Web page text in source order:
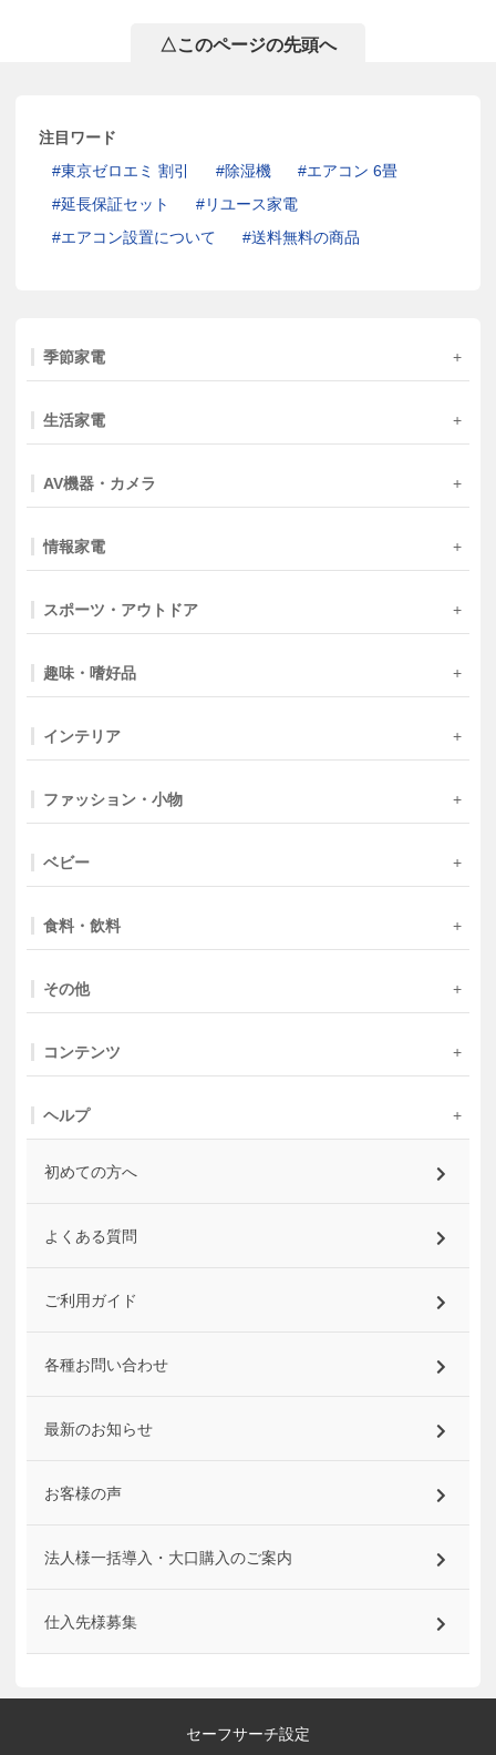
△このページの先頭へ
注目ワード
東京ゼロエミ 割引
除湿機
エアコン 6畳
延長保証セット
リユース家電
エアコン設置について
送料無料の商品
季節家電
生活家電
AV機器・カメラ
情報家電
スポーツ・アウトドア
趣味・嗜好品
インテリア
ファッション・小物
ベビー
食料・飲料
その他
コンテンツ
ヘルプ
初めての方へ
よくある質問
ご利用ガイド
各種お問い合わせ
最新のお知らせ
お客様の声
法人様一括導入・大口購入のご案内
仕入先様募集
セーフサーチ設定